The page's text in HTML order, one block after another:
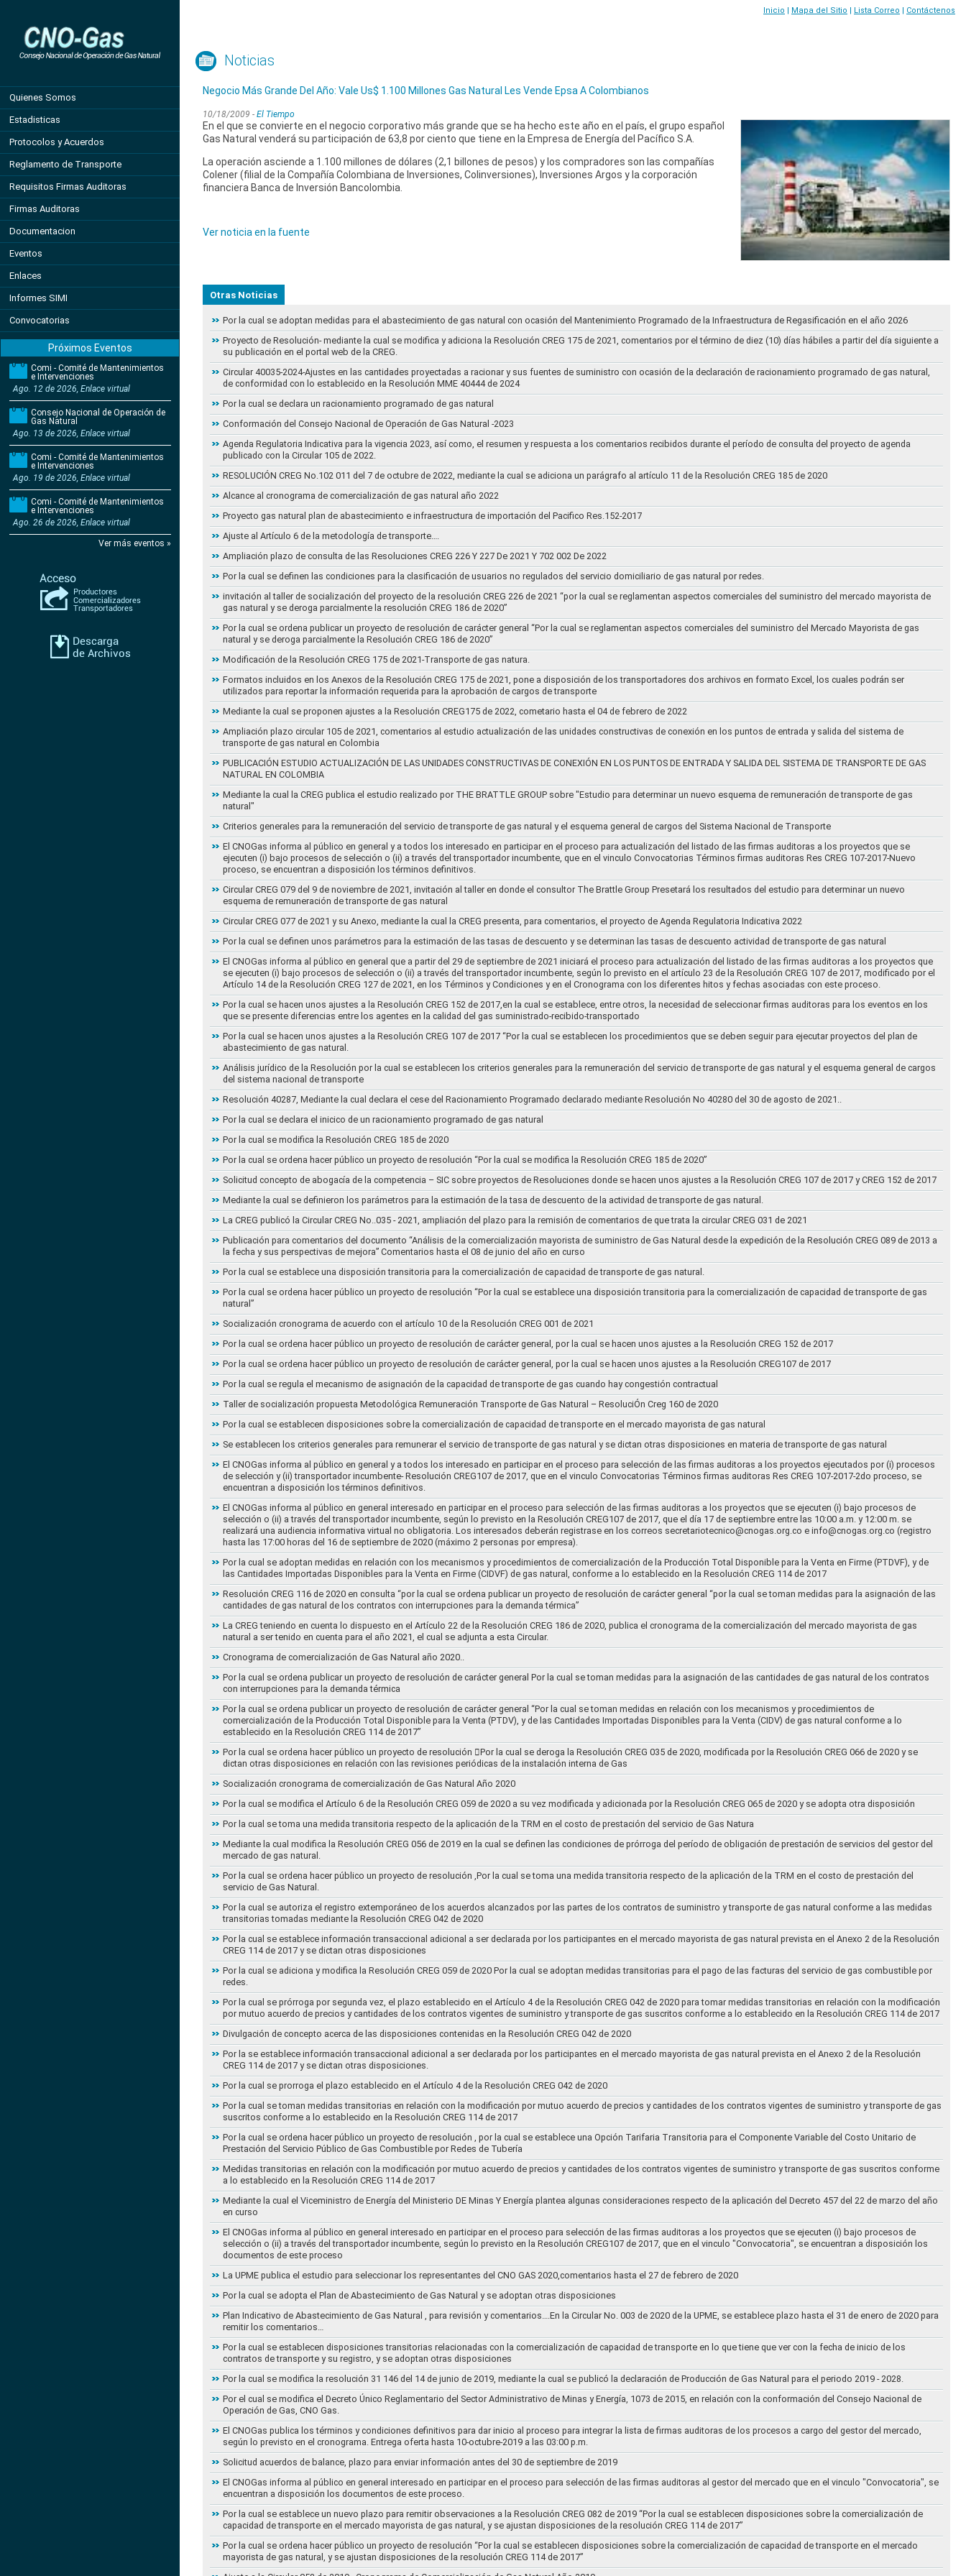
Quienes Somos
Estadisticas
Protocolos y Acuerdos
Reglamento de Transporte
Requisitos Firmas Auditoras
Firmas Auditoras
Documentacion
Eventos
Enlaces
Informes SIMI
Convocatorias
Próximos Eventos
Comi - Comité de Mantenimientos
e Intervenciones
Ago. 12 de 2026, Enlace virtual
Consejo Nacional de Operación de
Gas Natural
Ago. 13 de 2026, Enlace virtual
Comi - Comité de Mantenimientos
e Intervenciones
Ago. 19 de 2026, Enlace virtual
Comi - Comité de Mantenimientos
e Intervenciones
Ago. 26 de 2026, Enlace virtual
Ver más eventos »
Inicio | Mapa del Sitio | Lista Correo | Contáctenos
Noticias
Negocio Más Grande Del Año: Vale Us$ 1.100 Millones Gas Natural Les Vende Epsa A Colombianos
10/18/2009 - El Tiempo
En el que se convierte en el negocio corporativo más grande que se ha hecho este año en el país, el grupo español
Gas Natural venderá su participación de 63,8 por ciento que tiene en la Empresa de Energía del Pacífico S.A.
La operación asciende a 1.100 millones de dólares (2,1 billones de pesos) y los compradores son las compañías
Colener (filial de la Compañía Colombiana de Inversiones, Colinversiones), Inversiones Argos y la corporación
financiera Banca de Inversión Bancolombia.
Ver noticia en la fuente
Otras Noticias
Por la cual se adoptan medidas para el abastecimiento de gas natural con ocasión del Mantenimiento Programado de la Infraestructura de Regasificación en el año 2026
Proyecto de Resolución- mediante la cual se modifica y adiciona la Resolución CREG 175 de 2021, comentarios por el término de diez (10) días hábiles a partir del día siguiente a
su publicación en el portal web de la CREG.
Circular 40035-2024-Ajustes en las cantidades proyectadas a racionar y sus fuentes de suministro con ocasión de la declaración de racionamiento programado de gas natural,
de conformidad con lo establecido en la Resolución MME 40444 de 2024
Por la cual se declara un racionamiento programado de gas natural
Conformación del Consejo Nacional de Operación de Gas Natural -2023
Agenda Regulatoria Indicativa para la vigencia 2023, así como, el resumen y respuesta a los comentarios recibidos durante el período de consulta del proyecto de agenda
publicado con la Circular 105 de 2022.
RESOLUCIÓN CREG No.102 011 del 7 de octubre de 2022, mediante la cual se adiciona un parágrafo al artículo 11 de la Resolución CREG 185 de 2020
Alcance al cronograma de comercialización de gas natural año 2022
Proyecto gas natural plan de abastecimiento e infraestructura de importación del Pacifico Res.152-2017
Ajuste al Artículo 6 de la metodología de transporte….
Ampliación plazo de consulta de las Resoluciones CREG 226 Y 227 De 2021 Y 702 002 De 2022
Por la cual se definen las condiciones para la clasificación de usuarios no regulados del servicio domiciliario de gas natural por redes.
invitación al taller de socialización del proyecto de la resolución CREG 226 de 2021 “por la cual se reglamentan aspectos comerciales del suministro del mercado mayorista de
gas natural y se deroga parcialmente la resolución CREG 186 de 2020”
Por la cual se ordena publicar un proyecto de resolución de carácter general “Por la cual se reglamentan aspectos comerciales del suministro del Mercado Mayorista de gas
natural y se deroga parcialmente la Resolución CREG 186 de 2020”
Modificación de la Resolución CREG 175 de 2021-Transporte de gas natura.
Formatos incluidos en los Anexos de la Resolución CREG 175 de 2021, pone a disposición de los transportadores dos archivos en formato Excel, los cuales podrán ser
utilizados para reportar la información requerida para la aprobación de cargos de transporte
Mediante la cual se proponen ajustes a la Resolución CREG175 de 2022, cometario hasta el 04 de febrero de 2022
Ampliación plazo circular 105 de 2021, comentarios al estudio actualización de las unidades constructivas de conexión en los puntos de entrada y salida del sistema de
transporte de gas natural en Colombia
PUBLICACIÓN ESTUDIO ACTUALIZACIÓN DE LAS UNIDADES CONSTRUCTIVAS DE CONEXIÓN EN LOS PUNTOS DE ENTRADA Y SALIDA DEL SISTEMA DE TRANSPORTE DE GAS
NATURAL EN COLOMBIA
Mediante la cual la CREG publica el estudio realizado por THE BRATTLE GROUP sobre "Estudio para determinar un nuevo esquema de remuneración de transporte de gas
natural"
Criterios generales para la remuneración del servicio de transporte de gas natural y el esquema general de cargos del Sistema Nacional de Transporte
El CNOGas informa al público en general y a todos los interesado en participar en el proceso para actualización del listado de las firmas auditoras a los proyectos que se
ejecuten (i) bajo procesos de selección o (ii) a través del transportador incumbente, que en el vinculo Convocatorias Términos firmas auditoras Res CREG 107-2017-Nuevo
proceso, se encuentran a disposición los términos definitivos.
Circular CREG 079 del 9 de noviembre de 2021, invitación al taller en donde el consultor The Brattle Group Presetará los resultados del estudio para determinar un nuevo
esquema de remuneración de transporte de gas natural
Circular CREG 077 de 2021 y su Anexo, mediante la cual la CREG presenta, para comentarios, el proyecto de Agenda Regulatoria Indicativa 2022
Por la cual se definen unos parámetros para la estimación de las tasas de descuento y se determinan las tasas de descuento actividad de transporte de gas natural
El CNOGas informa al público en general que a partir del 29 de septiembre de 2021 iniciará el proceso para actualización del listado de las firmas auditoras a los proyectos que
se ejecuten (i) bajo procesos de selección o (ii) a través del transportador incumbente, según lo previsto en el artículo 23 de la Resolución CREG 107 de 2017, modificado por el
Artículo 14 de la Resolución CREG 127 de 2021, en los Términos y Condiciones y en el Cronograma con los diferentes hitos y fechas asociadas con este proceso.
Por la cual se hacen unos ajustes a la Resolución CREG 152 de 2017,en la cual se establece, entre otros, la necesidad de seleccionar firmas auditoras para los eventos en los
que se presente diferencias entre los agentes en la calidad del gas suministrado-recibido-transportado
Por la cual se hacen unos ajustes a la Resolución CREG 107 de 2017 “Por la cual se establecen los procedimientos que se deben seguir para ejecutar proyectos del plan de
abastecimiento de gas natural.
Análisis jurídico de la Resolución por la cual se establecen los criterios generales para la remuneración del servicio de transporte de gas natural y el esquema general de cargos
del sistema nacional de transporte
Resolución 40287, Mediante la cual declara el cese del Racionamiento Programado declarado mediante Resolución No 40280 del 30 de agosto de 2021..
Por la cual se declara el inicico de un racionamiento programado de gas natural
Por la cual se modifica la Resolución CREG 185 de 2020
Por la cual se ordena hacer público un proyecto de resolución “Por la cual se modifica la Resolución CREG 185 de 2020”
Solicitud concepto de abogacía de la competencia – SIC sobre proyectos de Resoluciones donde se hacen unos ajustes a la Resolución CREG 107 de 2017 y CREG 152 de 2017
Mediante la cual se definieron los parámetros para la estimación de la tasa de descuento de la actividad de transporte de gas natural.
La CREG publicó la Circular CREG No..035 - 2021, ampliación del plazo para la remisión de comentarios de que trata la circular CREG 031 de 2021
Publicación para comentarios del documento “Análisis de la comercialización mayorista de suministro de Gas Natural desde la expedición de la Resolución CREG 089 de 2013 a
la fecha y sus perspectivas de mejora” Comentarios hasta el 08 de junio del año en curso
Por la cual se establece una disposición transitoria para la comercialización de capacidad de transporte de gas natural.
Por la cual se ordena hacer público un proyecto de resolución “Por la cual se establece una disposición transitoria para la comercialización de capacidad de transporte de gas
natural”
Socialización cronograma de acuerdo con el artículo 10 de la Resolución CREG 001 de 2021
Por la cual se ordena hacer público un proyecto de resolución de carácter general, por la cual se hacen unos ajustes a la Resolución CREG 152 de 2017
Por la cual se ordena hacer público un proyecto de resolución de carácter general, por la cual se hacen unos ajustes a la Resolución CREG107 de 2017
Por la cual se regula el mecanismo de asignación de la capacidad de transporte de gas cuando hay congestión contractual
Taller de socialización propuesta Metodológica Remuneración Transporte de Gas Natural – ResoluciÓn Creg 160 de 2020
Por la cual se establecen disposiciones sobre la comercialización de capacidad de transporte en el mercado mayorista de gas natural
Se establecen los criterios generales para remunerar el servicio de transporte de gas natural y se dictan otras disposiciones en materia de transporte de gas natural
El CNOGas informa al público en general y a todos los interesado en participar en el proceso para selección de las firmas auditoras a los proyectos ejecutados por (i) procesos
de selección y (ii) transportador incumbente- Resolución CREG107 de 2017, que en el vinculo Convocatorias Términos firmas auditoras Res CREG 107-2017-2do proceso, se
encuentran a disposición los términos definitivos.
El CNOGas informa al público en general interesado en participar en el proceso para selección de las firmas auditoras a los proyectos que se ejecuten (i) bajo procesos de
selección o (ii) a través del transportador incumbente, según lo previsto en la Resolución CREG107 de 2017, que el día 17 de septiembre entre las 10:00 a.m. y 12:00 m. se
realizará una audiencia informativa virtual no obligatoria. Los interesados deberán registrase en los correos secretariotecnico@cnogas.org.co e info@cnogas.org.co (registro
hasta las 17:00 horas del 16 de septiembre de 2020 (máximo 2 personas por empresa).
Por la cual se adoptan medidas en relación con los mecanismos y procedimientos de comercialización de la Producción Total Disponible para la Venta en Firme (PTDVF), y de
las Cantidades Importadas Disponibles para la Venta en Firme (CIDVF) de gas natural, conforme a lo establecido en la Resolución CREG 114 de 2017
Resolución CREG 116 de 2020 en consulta “por la cual se ordena publicar un proyecto de resolución de carácter general “por la cual se toman medidas para la asignación de las
cantidades de gas natural de los contratos con interrupciones para la demanda térmica”
La CREG teniendo en cuenta lo dispuesto en el Artículo 22 de la Resolución CREG 186 de 2020, publica el cronograma de la comercialización del mercado mayorista de gas
natural a ser tenido en cuenta para el año 2021, el cual se adjunta a esta Circular.
Cronograma de comercialización de Gas Natural año 2020..
Por la cual se ordena publicar un proyecto de resolución de carácter general Por la cual se toman medidas para la asignación de las cantidades de gas natural de los contratos
con interrupciones para la demanda térmica
Por la cual se ordena publicar un proyecto de resolución de carácter general “Por la cual se toman medidas en relación con los mecanismos y procedimientos de
comercialización de la Producción Total Disponible para la Venta (PTDV), y de las Cantidades Importadas Disponibles para la Venta (CIDV) de gas natural conforme a lo
establecido en la Resolución CREG 114 de 2017”
Por la cual se ordena hacer público un proyecto de resolución 􀂴Por la cual se deroga la Resolución CREG 035 de 2020, modificada por la Resolución CREG 066 de 2020 y se
dictan otras disposiciones en relación con las revisiones periódicas de la instalación interna de Gas
Socialización cronograma de comercialización de Gas Natural Año 2020
Por la cual se modifica el Artículo 6 de la Resolución CREG 059 de 2020 a su vez modificada y adicionada por la Resolución CREG 065 de 2020 y se adopta otra disposición
Por la cual se toma una medida transitoria respecto de la aplicación de la TRM en el costo de prestación del servicio de Gas Natura
Mediante la cual modifica la Resolución CREG 056 de 2019 en la cual se definen las condiciones de prórroga del período de obligación de prestación de servicios del gestor del
mercado de gas natural.
Por la cual se ordena hacer público un proyecto de resolución ,Por la cual se toma una medida transitoria respecto de la aplicación de la TRM en el costo de prestación del
servicio de Gas Natural.
Por la cual se autoriza el registro extemporáneo de los acuerdos alcanzados por las partes de los contratos de suministro y transporte de gas natural conforme a las medidas
transitorias tomadas mediante la Resolución CREG 042 de 2020
Por la cual se establece información transaccional adicional a ser declarada por los participantes en el mercado mayorista de gas natural prevista en el Anexo 2 de la Resolución
CREG 114 de 2017 y se dictan otras disposiciones
Por la cual se adiciona y modifica la Resolución CREG 059 de 2020 Por la cual se adoptan medidas transitorias para el pago de las facturas del servicio de gas combustible por
redes.
Por la cual se prórroga por segunda vez, el plazo establecido en el Artículo 4 de la Resolución CREG 042 de 2020 para tomar medidas transitorias en relación con la modificación
por mutuo acuerdo de precios y cantidades de los contratos vigentes de suministro y transporte de gas suscritos conforme a lo establecido en la Resolución CREG 114 de 2017
Divulgación de concepto acerca de las disposiciones contenidas en la Resolución CREG 042 de 2020
Por la se establece información transaccional adicional a ser declarada por los participantes en el mercado mayorista de gas natural prevista en el Anexo 2 de la Resolución
CREG 114 de 2017 y se dictan otras disposiciones.
Por la cual se prorroga el plazo establecido en el Artículo 4 de la Resolución CREG 042 de 2020
Por la cual se toman medidas transitorias en relación con la modificación por mutuo acuerdo de precios y cantidades de los contratos vigentes de suministro y transporte de gas
suscritos conforme a lo establecido en la Resolución CREG 114 de 2017
Por la cual se ordena hacer público un proyecto de resolución , por la cual se establece una Opción Tarifaria Transitoria para el Componente Variable del Costo Unitario de
Prestación del Servicio Público de Gas Combustible por Redes de Tubería
Medidas transitorias en relación con la modificación por mutuo acuerdo de precios y cantidades de los contratos vigentes de suministro y transporte de gas suscritos conforme
a lo establecido en la Resolución CREG 114 de 2017
Mediante la cual el Viceministro de Energía del Ministerio DE Minas Y Energía plantea algunas consideraciones respecto de la aplicación del Decreto 457 del 22 de marzo del año
en curso
El CNOGas informa al público en general interesado en participar en el proceso para selección de las firmas auditoras a los proyectos que se ejecuten (i) bajo procesos de
selección o (ii) a través del transportador incumbente, según lo previsto en la Resolución CREG107 de 2017, que en el vinculo "Convocatoria", se encuentran a disposición los
documentos de este proceso
La UPME publica el estudio para seleccionar los representantes del CNO GAS 2020,comentarios hasta el 27 de febrero de 2020
Por la cual se adopta el Plan de Abastecimiento de Gas Natural y se adoptan otras disposiciones
Plan Indicativo de Abastecimiento de Gas Natural , para revisión y comentarios….En la Circular No. 003 de 2020 de la UPME, se establece plazo hasta el 31 de enero de 2020 para
remitir los comentarios…
Por la cual se establecen disposiciones transitorias relacionadas con la comercialización de capacidad de transporte en lo que tiene que ver con la fecha de inicio de los
contratos de transporte y su registro, y se adoptan otras disposiciones
Por la cual se modifica la resolución 31 146 del 14 de junio de 2019, mediante la cual se publicó la declaración de Producción de Gas Natural para el periodo 2019 - 2028.
Por el cual se modifica el Decreto Único Reglamentario del Sector Administrativo de Minas y Energía, 1073 de 2015, en relación con la conformación del Consejo Nacional de
Operación de Gas, CNO Gas.
El CNOGas publica los términos y condiciones definitivos para dar inicio al proceso para integrar la lista de firmas auditoras de los procesos a cargo del gestor del mercado,
según lo previsto en el cronograma. Entrega oferta hasta 10-octubre-2019 a las 03:00 p.m.
Solicitud acuerdos de balance, plazo para enviar información antes del 30 de septiembre de 2019
El CNOGas informa al público en general interesado en participar en el proceso para selección de las firmas auditoras al gestor del mercado que en el vinculo "Convocatoria", se
encuentran a disposición los documentos de este proceso.
Por la cual se establece un nuevo plazo para remitir observaciones a la Resolución CREG 082 de 2019 “Por la cual se establecen disposiciones sobre la comercialización de
capacidad de transporte en el mercado mayorista de gas natural, y se ajustan disposiciones de la resolución CREG 114 de 2017”
Por la cual se ordena hacer público un proyecto de resolución “Por la cual se establecen disposiciones sobre la comercialización de capacidad de transporte en el mercado
mayorista de gas natural, y se ajustan disposiciones de la resolución CREG 114 de 2017”